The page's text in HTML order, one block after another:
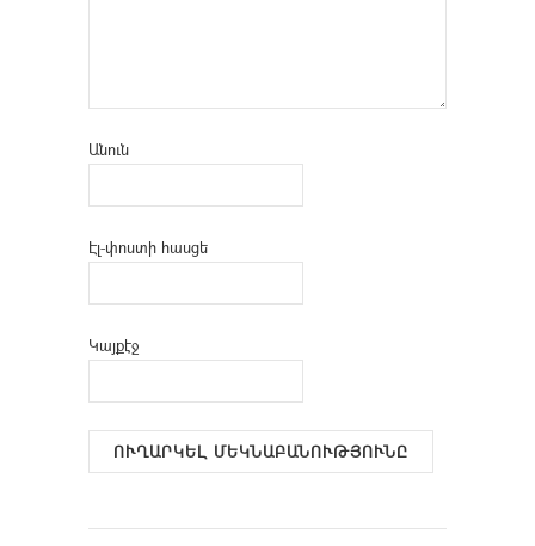
Անուն
Էլ-փոստի հասցե
Կայքէջ